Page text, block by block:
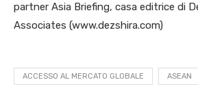
partner Asia Briefing, casa editrice di
Associates (www.dezshira.com)
ACCESSO AL MERCATO GLOBALE ASEAN